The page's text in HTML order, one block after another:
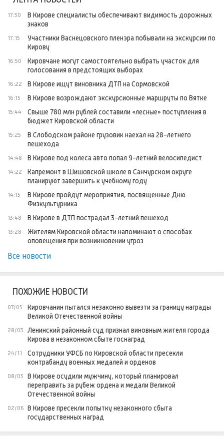
17:30
В Кирове специалисты обеспечивают видимость дорожных
знаков
17:15
Участники Васнецовского пленэра побывали на экскурсии по
Кирову
16:50
Кировчане могут самостоятельно выбрать участок для
голосования в предстоящих выборах
16:22 В Кирове ищут виновника ДТП на Сормовской
16:15 В Кирове возрождают экскурсионные маршруты по Вятке
15:44
Свыше 780 млн рублей составили «лесные» поступления в
бюджет Кировской области
15:25
В Слободском районе грузовик наехал на 28-летнего
пешехода
14:48 В Кирове под колеса авто попал 9-летний велосипедист
14:22
Капремонт в Шишовской школе в Санчурском округе
планируют завершить к учебному году
14:15
В Кирове пройдут мероприятия, посвященные Дню
Физкультурника
13:48 В Кирове в ДТП пострадал 3-летний пешеход
13:28
Жителям Кировской области напоминают о способах
оповещения при возникновении угроз
Все новости
ПОХОЖИЕ НОВОСТИ
07/05
Кировчанин пытался незаконно вывезти за границу награды
Великой Отечественной войны
28/03
Ленинский районный суд признал виновным жителя города
Кирова в незаконном сбыте госнаград
24/11
Сотрудники УФСБ по Кировской области пресекли
контрабанду военных медалей и орденов
08/05
В Кирове осудили мужчину, который планировал
переправить за рубеж ордена и медали Великой
Отечественной войны
02/06 В Кирове пресекли попытку незаконного сбыта
государственных наград